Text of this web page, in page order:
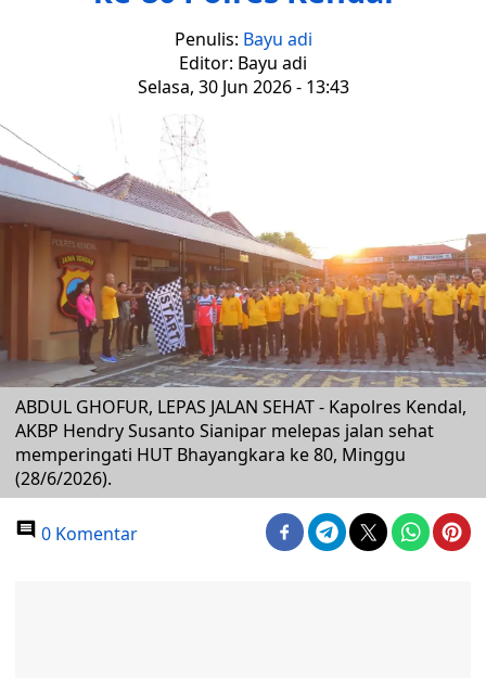
Penulis: Bayu adi
Editor: Bayu adi
Selasa, 30 Jun 2026 - 13:43
ABDUL GHOFUR, LEPAS JALAN SEHAT - Kapolres Kendal,
AKBP Hendry Susanto Sianipar melepas jalan sehat
memperingati HUT Bhayangkara ke 80, Minggu
(28/6/2026).
0 Komentar